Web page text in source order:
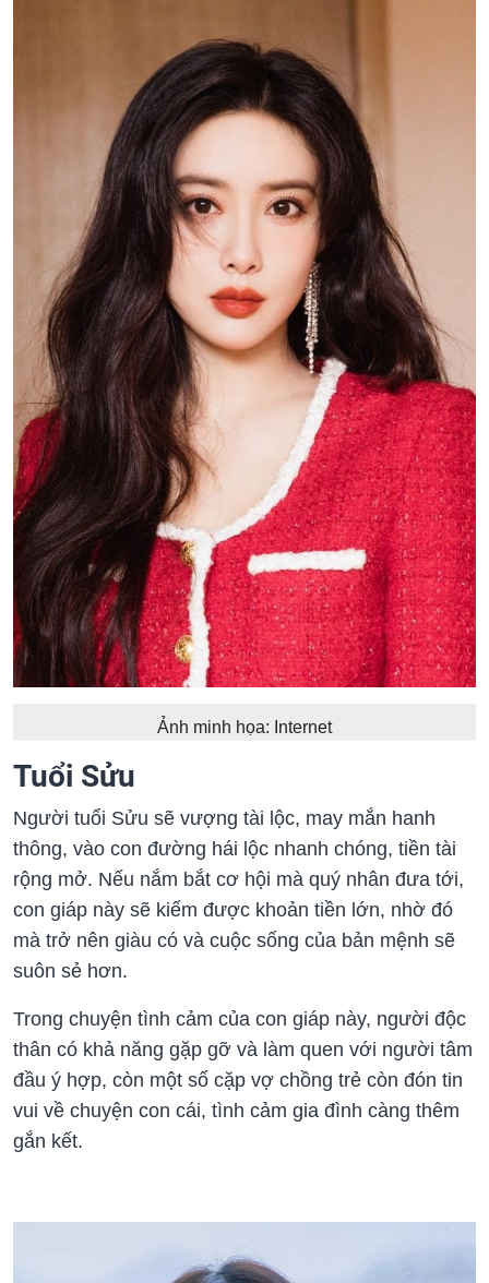
Ảnh minh họa: Internet
Tuổi Sửu
Người tuổi Sửu sẽ vượng tài lộc, may mắn hanh
thông, vào con đường hái lộc nhanh chóng, tiền tài
rộng mở. Nếu nắm bắt cơ hội mà quý nhân đưa tới,
con giáp này sẽ kiếm được khoản tiền lớn, nhờ đó
mà trở nên giàu có và cuộc sống của bản mệnh sẽ
suôn sẻ hơn.
Trong chuyện tình cảm của con giáp này, người độc
thân có khả năng gặp gỡ và làm quen với người tâm
đầu ý hợp, còn một số cặp vợ chồng trẻ còn đón tin
vui về chuyện con cái, tình cảm gia đình càng thêm
gắn kết.